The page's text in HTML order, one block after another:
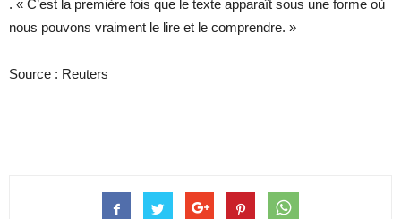
. « C’est la première fois que le texte apparaît sous une forme où
nous pouvons vraiment le lire et le comprendre. »
Source : Reuters